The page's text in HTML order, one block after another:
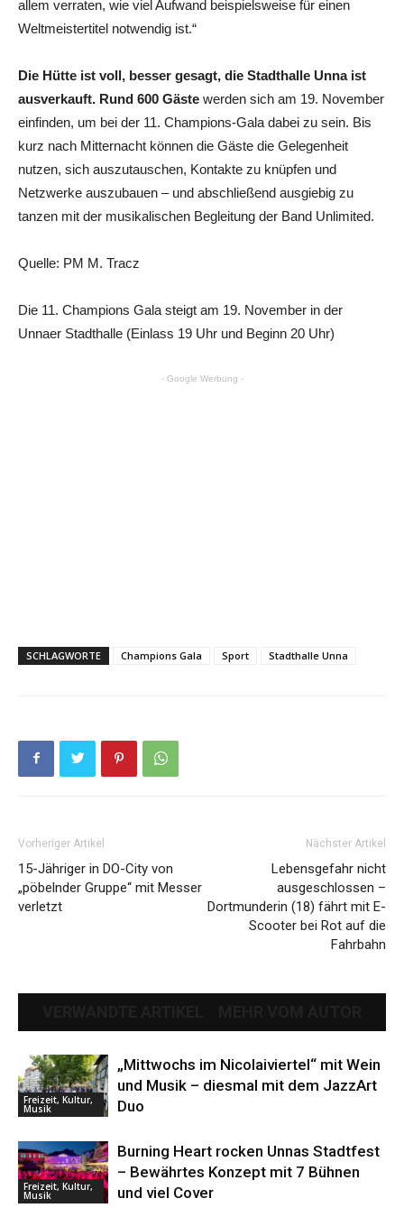
allem verraten, wie viel Aufwand beispielsweise für einen
Weltmeistertitel notwendig ist.“
Die Hütte ist voll, besser gesagt, die Stadthalle Unna ist
ausverkauft. Rund 600 Gäste werden sich am 19. November
einfinden, um bei der 11. Champions-Gala dabei zu sein. Bis
kurz nach Mitternacht können die Gäste die Gelegenheit
nutzen, sich auszutauschen, Kontakte zu knüpfen und
Netzwerke auszubauen – und abschließend ausgiebig zu
tanzen mit der musikalischen Begleitung der Band Unlimited.
Quelle: PM M. Tracz
Die 11. Champions Gala steigt am 19. November in der
Unnaer Stadthalle (Einlass 19 Uhr und Beginn 20 Uhr)
- Google Werbung -
SCHLAGWORTE Champions Gala Sport Stadthalle Unna
Vorheriger Artikel
15-Jähriger in DO-City von
„pöbelnder Gruppe“ mit Messer
verletzt
Nächster Artikel
Lebensgefahr nicht
ausgeschlossen –
Dortmunderin (18) fährt mit E-
Scooter bei Rot auf die
Fahrbahn
Freizeit, Kultur,
Musik
„Mittwochs im Nicolaiviertel“ mit Wein
und Musik – diesmal mit dem JazzArt
Duo
Freizeit, Kultur,
Musik
Burning Heart rocken Unnas Stadtfest
– Bewährtes Konzept mit 7 Bühnen
und viel Cover